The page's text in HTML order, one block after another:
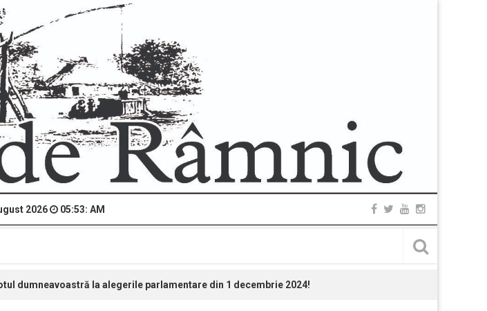
2026 05:53: AM
dumneavoastră la alegerile parlamentare din 1 decembrie 2024!